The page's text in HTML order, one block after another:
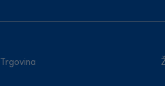
Trgovina